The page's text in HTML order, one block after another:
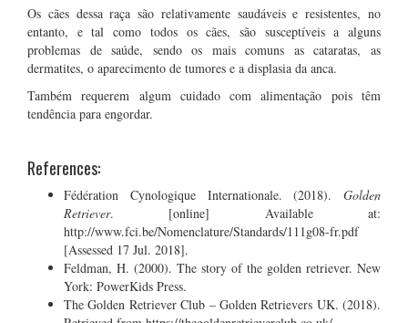
Os cães dessa raça são relativamente saudáveis e resistentes, no
entanto, e tal como todos os cães, são susceptíveis a alguns
problemas de saúde, sendo os mais comuns as cataratas, as
dermatites, o aparecimento de tumores e a displasia da anca.
Também requerem algum cuidado com alimentação pois têm
tendência para engordar.
References:
Fédération Cynologique Internationale. (2018). Golden
Retriever. [online] Available at:
http://www.fci.be/Nomenclature/Standards/111g08-fr.pdf
[Assessed 17 Jul. 2018].
Feldman, H. (2000). The story of the golden retriever. New
York: PowerKids Press.
The Golden Retriever Club – Golden Retrievers UK. (2018).